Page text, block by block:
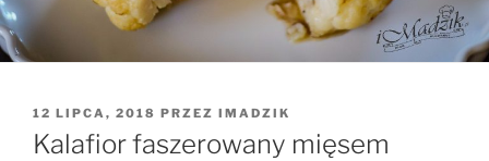
OPUBLIKOWANE
W
12 LIPCA, 2018 PRZEZ IMADZIK
Kalafior faszerowany mięsem